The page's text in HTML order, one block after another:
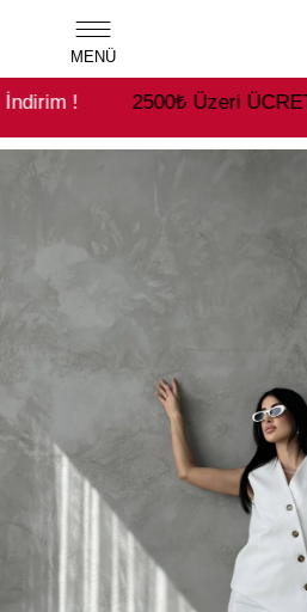
2500₺ Üzeri ÜCRETSİZ Kargo !
MENÜ